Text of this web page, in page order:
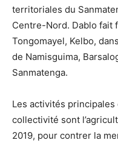
territoriales du
Centre-Nord. Dablo fait
Tongomayel, Kelbo,
de Namisguima,
Sanmatenga.
Les activités
collectivité sont
2019, pour contrer la